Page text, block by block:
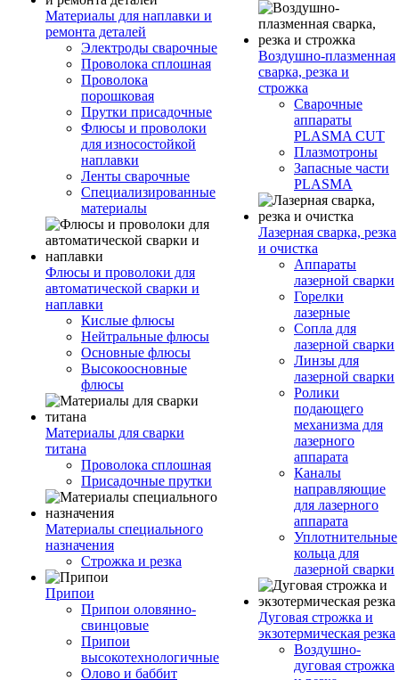
Материалы для наплавки и
ремонта деталей
Электроды сварочные
Проволока сплошная
Проволока
порошковая
Прутки присадочные
Флюсы и проволоки
для износостойкой
наплавки
Ленты сварочные
Специализированные
материалы
Флюсы и проволоки для
автоматической сварки и
наплавки
Кислые флюсы
Нейтральные флюсы
Основные флюсы
Высокоосновные
флюсы
Материалы для сварки
титана
Проволока сплошная
Присадочные прутки
Материалы специального
назначения
Строжка и резка
Припои
Припои оловянно-
свинцовые
Припои
высокотехнологичные
Олово и баббит
Воздушно-плазменная
сварка, резка и
строжка
Сварочные
аппараты
PLASMA CUT
Плазмотроны
Запасные части
PLASMA
Лазерная сварка, резка
и очистка
Аппараты
лазерной сварки
Горелки
лазерные
Сопла для
лазерной сварки
Линзы для
лазерной сварки
Ролики
подающего
механизма для
лазерного
аппарата
Каналы
направляющие
для лазерного
аппарата
Уплотнительные
кольца для
лазерной сварки
Дуговая строжка и
экзотермическая резка
Воздушно-
дуговая строжка